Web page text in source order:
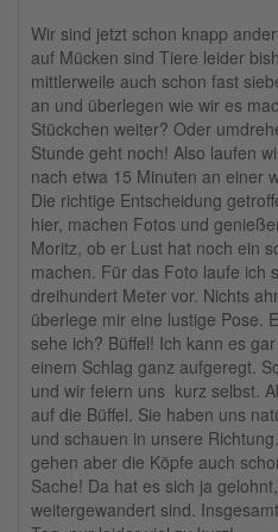
Wir sind jetzt schon knapp
auf Mücken sind Tiere leider
mittlerweile auch schon fast
an und überlegen wie wir es
Stückchen weiter? Oder
Stunde geht noch! Also laufen
nach etwa 15 Minuten an einer
Die richtige Entscheidung
hier, machen Fotos und
Moritz, ob er Lust hat noch ein
machen. Für das Foto laufe ich
dreihundert Meter vor. Nichts
überlege mir eine lustige Pose.
sehe ich? Büffel! Ich kann es
einem Schlag ganz aufgeregt.
und wir feiern uns kurz selbst.
auf die Büffel. Sie haben uns
und schauen in unsere
gehen aber die Köpfe auch
Sache! Da hat es sich ja
weitergewandert sind.